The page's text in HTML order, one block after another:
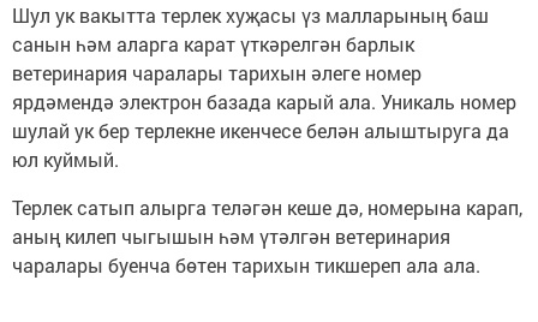
Шул ук вакытта терлек хуҗасы үз малларының баш
санын һәм аларга карат үткәрелгән барлык
ветеринария чаралары тарихын әлеге номер
ярдәмендә электрон базада карый ала. Уникаль номер
шулай ук бер терлекне икенчесе белән алыштыруга да
юл куймый.
Терлек сатып алырга теләгән кеше дә, номерына карап,
аның килеп чыгышын һәм үтәлгән ветеринария
чаралары буенча бөтен тарихын тикшереп ала ала.